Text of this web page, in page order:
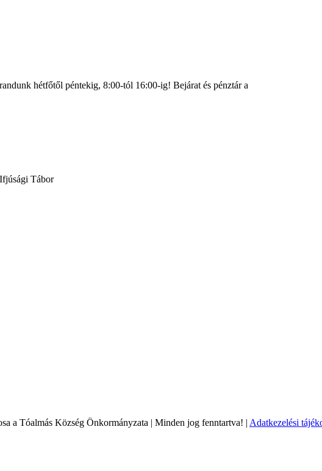
hétfőtől péntekig, 8:00-tól 16:00-ig! Bejárat és pénztár a
Tábor
a Tóalmás Község Önkormányzata | Minden jog fenntartva! | Adatkezelési